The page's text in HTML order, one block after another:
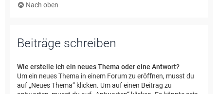
Nach oben
Beiträge schreiben
Wie erstelle ich ein neues Thema oder eine Antwort?
Um ein neues Thema in einem Forum zu eröffnen, musst du
auf „Neues Thema“ klicken. Um auf einen Beitrag zu